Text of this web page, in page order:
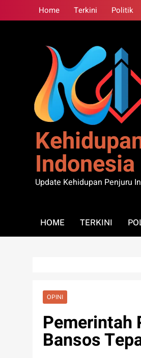
to
Home Terkini Politik
Indonesia
Update Kehidupan Penjuru
HOME TERKINI
OPINI
Pemerintah
Bansos